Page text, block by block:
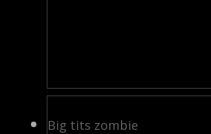
Big tits zombie